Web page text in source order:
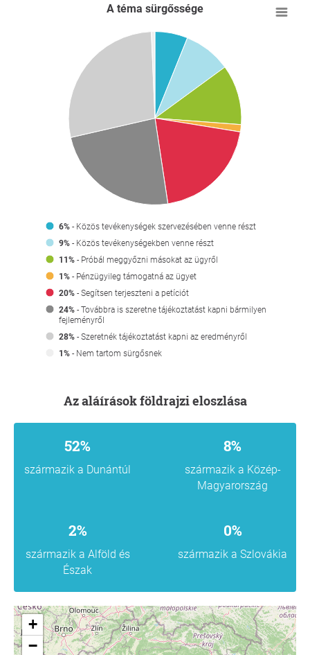
A téma sürgőssége
6% - Közös tevékenységek szervezésében venne részt
9% - Közös tevékenységekben venne részt
11% - Próbál meggyőzni másokat az ügyről
1% - Pénzügyileg támogatná az ügyet
20% - Segítsen terjeszteni a petíciót
24% - Továbbra is szeretne tájékoztatást kapni bármilyen
fejleményről
28% - Szeretnék tájékoztatást kapni az eredményről
1% - Nem tartom sürgősnek
Az aláírások földrajzi eloszlása
52%
származik a Dunántúl
8%
származik a Közép-
Magyarország
2%
származik a Alföld és
Észak
0%
származik a Szlovákia
+
−